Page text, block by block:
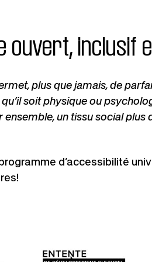
ouvert, inclusif
plus que jamais, de
qu’il soit physique ou
un tissu social plus
d’accessibilité